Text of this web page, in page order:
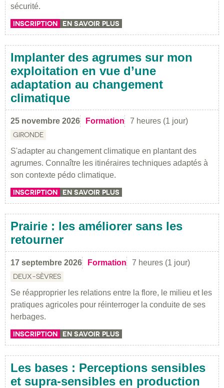
sécurité.
INSCRIPTION EN SAVOIR PLUS
Implanter des agrumes sur mon
exploitation en vue d’une
adaptation au changement
climatique
25 novembre 2026 Formation 7 heures (1 jour)
GIRONDE
S'adapter au changement climatique en plantant des
agrumes. Connaître les itinéraires techniques adaptés à
son contexte pédo climatique.
INSCRIPTION EN SAVOIR PLUS
Prairie : les améliorer sans les
retourner
17 septembre 2026 Formation 7 heures (1 jour)
DEUX-SÈVRES
Se réapproprier les relations entre la flore, le milieu et les
pratiques agricoles pour réinterroger la conduite de ses
herbages.
INSCRIPTION EN SAVOIR PLUS
Les bases : Perceptions sensibles
et supra-sensibles en production